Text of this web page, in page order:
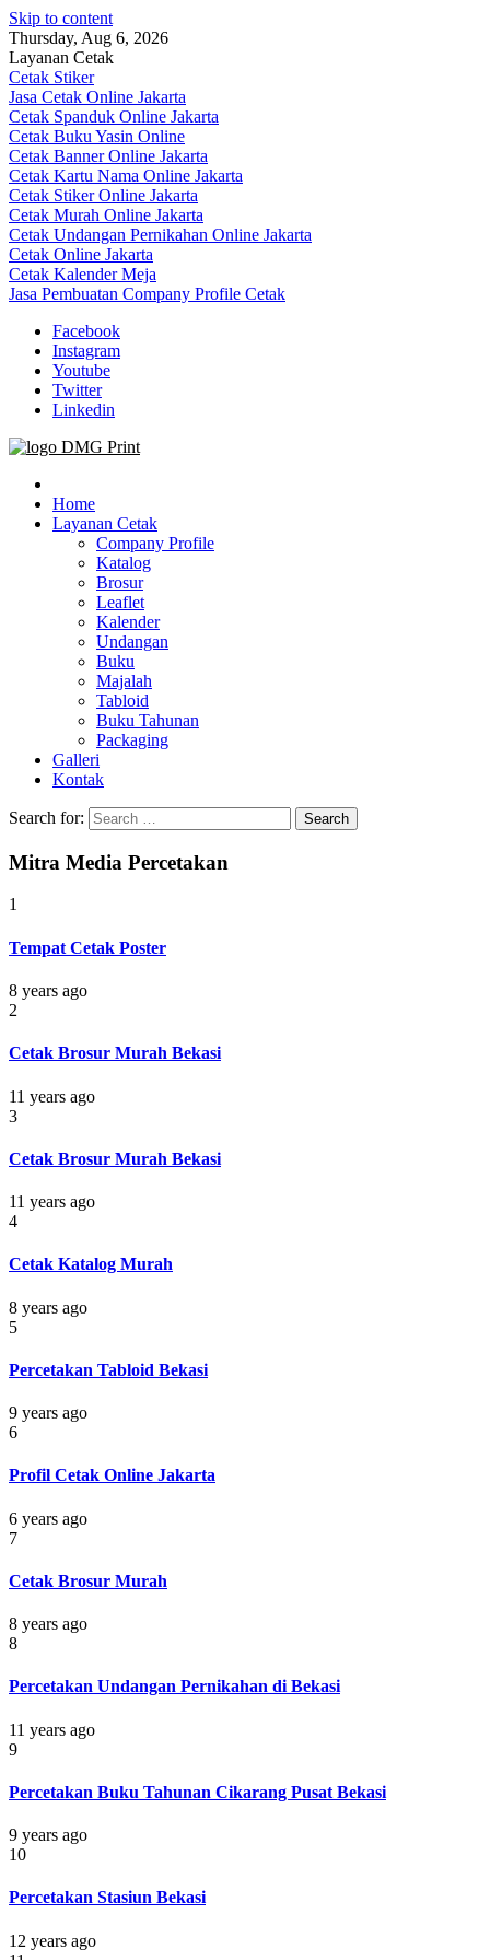
Skip to content
Thursday, Aug 6, 2026
Layanan Cetak
Cetak Stiker
Jasa Cetak Online Jakarta
Cetak Spanduk Online Jakarta
Cetak Buku Yasin Online
Cetak Banner Online Jakarta
Cetak Kartu Nama Online Jakarta
Cetak Stiker Online Jakarta
Cetak Murah Online Jakarta
Cetak Undangan Pernikahan Online Jakarta
Cetak Online Jakarta
Cetak Kalender Meja
Jasa Pembuatan Company Profile Cetak
Facebook
Instagram
Youtube
Twitter
Linkedin
Jasa Cetak Online DMG Printing
Home
Layanan Cetak
Company Profile
Katalog
Brosur
Leaflet
Kalender
Undangan
Buku
Majalah
Tabloid
Buku Tahunan
Packaging
Galleri
Kontak
Search for:
Mitra Media Percetakan
1
Tempat Cetak Poster
8 years ago
2
Cetak Brosur Murah Bekasi
11 years ago
3
Cetak Brosur Murah Bekasi
11 years ago
4
Cetak Katalog Murah
8 years ago
5
Percetakan Tabloid Bekasi
9 years ago
6
Profil Cetak Online Jakarta
6 years ago
7
Cetak Brosur Murah
8 years ago
8
Percetakan Undangan Pernikahan di Bekasi
11 years ago
9
Percetakan Buku Tahunan Cikarang Pusat Bekasi
9 years ago
10
Percetakan Stasiun Bekasi
12 years ago